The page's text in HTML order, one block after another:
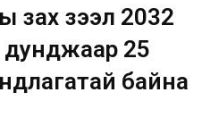
зах зээл 2032
дунджаар 25
байна